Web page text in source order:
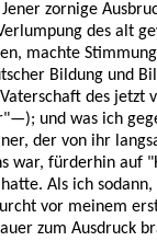
zornige
des alt
machte
Bildung und
des jetzt
und was ich
der von ihr
war, fürderhin auf
Als ich
vor meinem
zum Ausdruck